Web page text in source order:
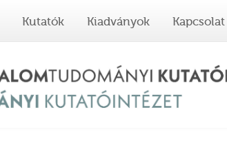
Kutatók Kiadványok Kapcsolat